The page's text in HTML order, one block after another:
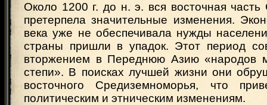
Около 1200 г. до н. э. вся восточная
претерпела значительные изменения.
века уже не обеспечивала нужды
страны пришли в упадок. Этот период
вторжением в Переднюю Азию «народов
степи». В поисках лучшей жизни они
восточного Средиземноморья, что
политическим и этническим изменениям.